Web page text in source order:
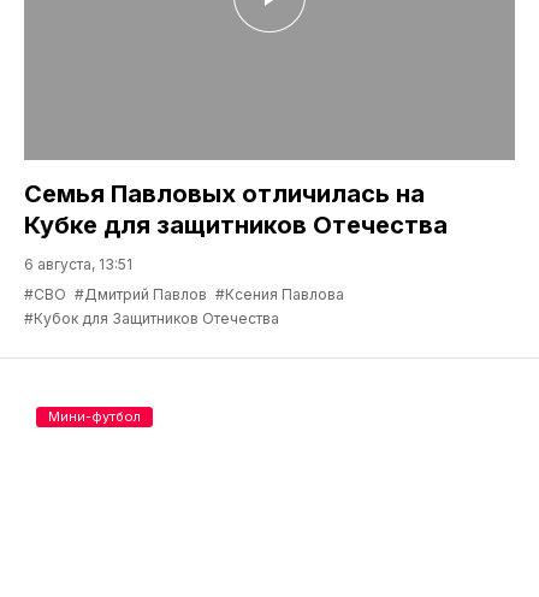
Семья Павловых отличилась на
Кубке для защитников Отечества
6 августа, 13:51
#СВО #Дмитрий Павлов #Ксения Павлова
#Кубок для Защитников Отечества
Мини-футбол